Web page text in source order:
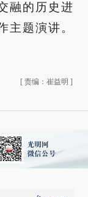
融的历史进
主题演讲。
[ 责编：崔益明 ]